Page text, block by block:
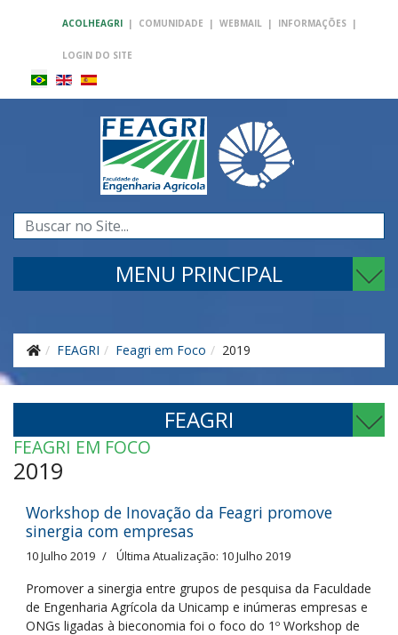
ACOLHEAGRI | COMUNIDADE | WEBMAIL | INFORMAÇÕES |
LOGIN DO SITE
Pesquisar...
MENU PRINCIPAL
FEAGRI Feagri em Foco 2019
FEAGRI
FEAGRI EM FOCO
2019
Workshop de Inovação da Feagri promove
sinergia com empresas
10 Julho 2019 Última Atualização: 10 Julho 2019
Promover a sinergia entre grupos de pesquisa da Faculdade
de Engenharia Agrícola da Unicamp e inúmeras empresas e
ONGs ligadas à bieconomia foi o foco do 1º Workshop de